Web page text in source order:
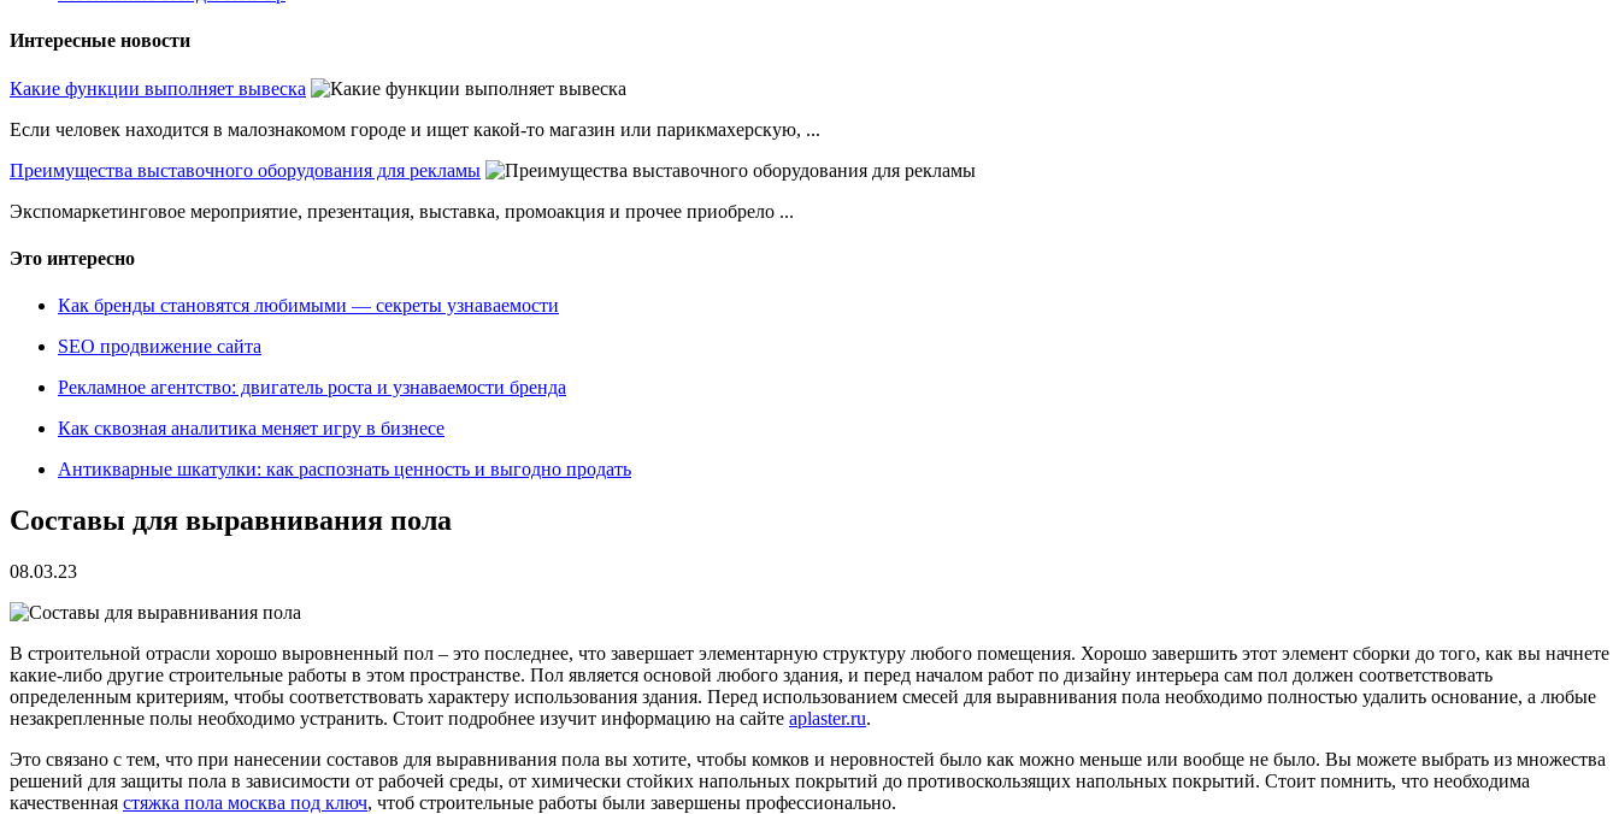
Интересные новости
Какие функции выполняет вывеска
Если человек находится в малознакомом городе и ищет какой-то магазин или парикмахерскую, ...
Преимущества выставочного оборудования для рекламы
Экспомаркетинговое мероприятие, презентация, выставка, промоакция и прочее приобрело ...
Это интересно
Как бренды становятся любимыми — секреты узнаваемости
SEO продвижение сайта
Рекламное агентство: двигатель роста и узнаваемости бренда
Как сквозная аналитика меняет игру в бизнесе
Антикварные шкатулки: как распознать ценность и выгодно продать
Составы для выравнивания пола
08.03.23
В строительной отрасли хорошо выровненный пол – это последнее, что завершает элементарную структуру любого помещения. Хорошо завершить этот элемент сборки до того, как вы начнете
какие-либо другие строительные работы в этом пространстве. Пол является основой любого здания, и перед началом работ по дизайну интерьера сам пол должен соответствовать
определенным критериям, чтобы соответствовать характеру использования здания. Перед использованием смесей для выравнивания пола необходимо полностью удалить основание, а любые
незакрепленные полы необходимо устранить. Стоит подробнее изучит информацию на сайте aplaster.ru.
Это связано с тем, что при нанесении составов для выравнивания пола вы хотите, чтобы комков и неровностей было как можно меньше или вообще не было. Вы можете выбрать из множества
решений для защиты пола в зависимости от рабочей среды, от химически стойких напольных покрытий до противоскользящих напольных покрытий. Стоит помнить, что необходима
качественная стяжка пола москва под ключ, чтоб строительные работы были завершены профессионально.